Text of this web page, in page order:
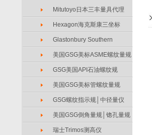
Mitutoyo日本三丰量具代理
Hexagon海克斯康三坐标
Glastonbury Southern
美国GSG美标ASME螺纹量规
GSG美国API石油螺纹规
美国GSG美标管螺纹量规
GSG螺纹指示规│中径量仪
美国GSG倒角量规│锪孔量规
瑞士Trimos测高仪